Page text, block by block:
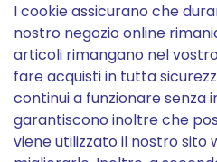
I cookie assicurano che
nostro negozio online
articoli rimangano nel
fare acquisti in tutta
continui a funzionare senza
garantiscono inoltre che
viene utilizzato il nostro sito